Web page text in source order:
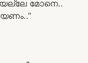
മോനെ..